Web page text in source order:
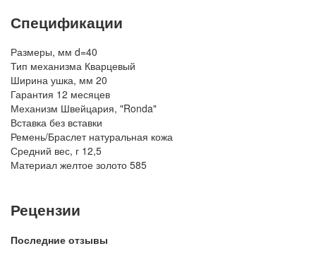
Спецификации
Размеры, мм d=40
Тип механизма Кварцевый
Ширина ушка, мм 20
Гарантия 12 месяцев
Механизм Швейцария, "Ronda"
Вставка без вставки
Ремень/Браслет натуральная кожа
Средний вес, г 12,5
Материал желтое золото 585
Рецензии
Последние отзывы